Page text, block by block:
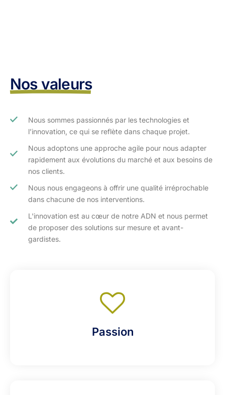
Nos valeurs
Nous sommes passionnés par les technologies et
l’innovation, ce qui se reflète dans chaque projet.
Nous adoptons une approche agile pour nous adapter
rapidement aux évolutions du marché et aux besoins de
nos clients.​
Nous nous engageons à offrir une qualité irréprochable
dans chacune de nos interventions.
L'innovation est au cœur de notre ADN et nous permet
de proposer des solutions sur mesure et avant-
gardistes.
Passion